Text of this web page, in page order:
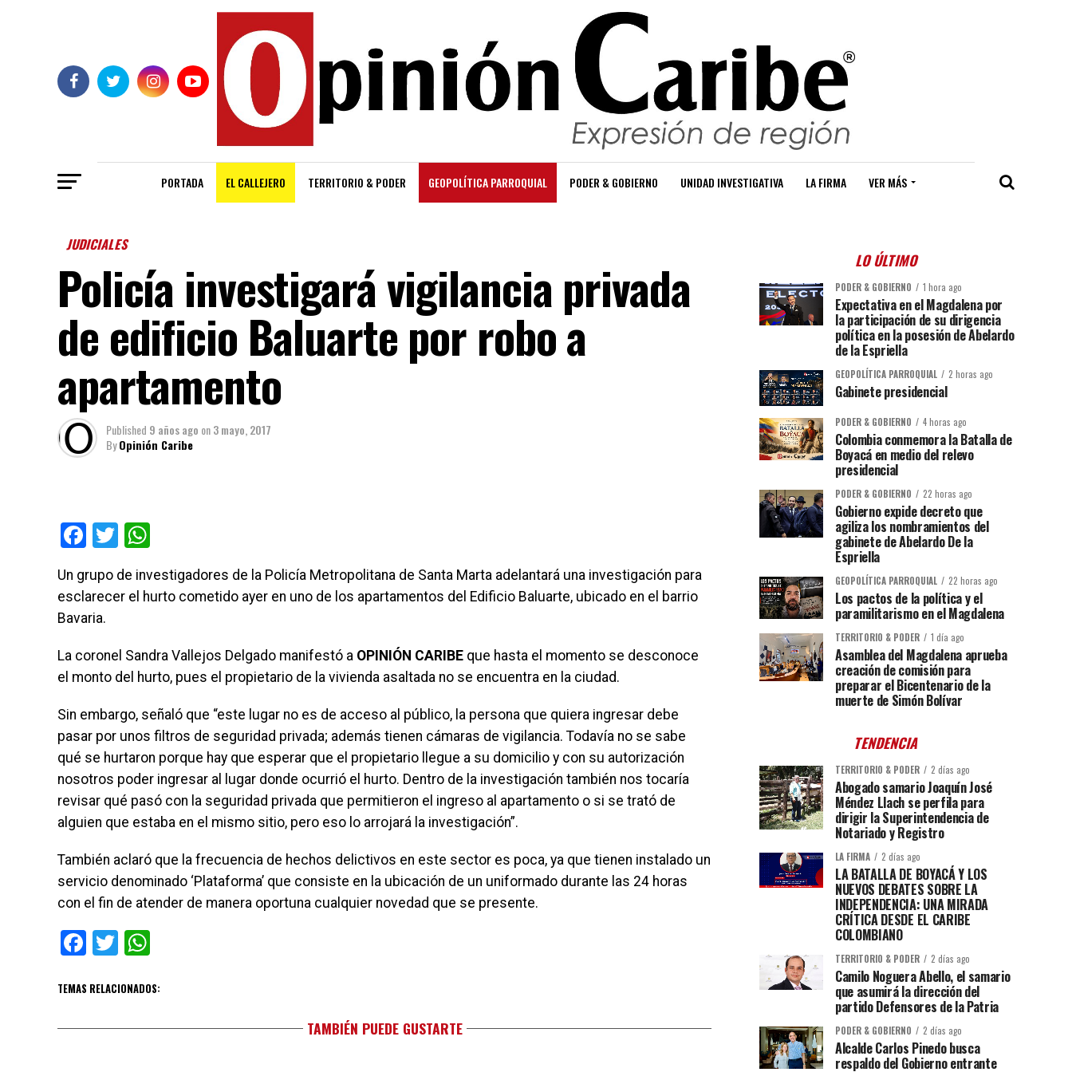
PORTADA EL CALLEJERO TERRITORIO & PODER GEOPOLÍTICA PARROQUIAL PODER & GOBIERNO UNIDAD INVESTIGATIVA LA FIRMA VER MÁS
JUDICIALES
Policía investigará vigilancia privada
de edificio Baluarte por robo a
apartamento
Published 9 años ago on3 mayo, 2017
ByOpinión Caribe
Facebook
Twitter
Un grupo de investigadores de la Policía Metropolitana de Santa Marta adelantará una investigación para
esclarecer el hurto cometido ayer en uno de los apartamentos del Edificio Baluarte, ubicado en el barrio
Bavaria.
La coronel Sandra Vallejos Delgado manifestó a OPINIÓN CARIBE que hasta el momento se desconoce
el monto del hurto, pues el propietario de la vivienda asaltada no se encuentra en la ciudad.
Sin embargo, señaló que “este lugar no es de acceso al público, la persona que quiera ingresar debe
pasar por unos filtros de seguridad privada; además tienen cámaras de vigilancia. Todavía no se sabe
qué se hurtaron porque hay que esperar que el propietario llegue a su domicilio y con su autorización
nosotros poder ingresar al lugar donde ocurrió el hurto. Dentro de la investigación también nos tocaría
revisar qué pasó con la seguridad privada que permitieron el ingreso al apartamento o si se trató de
alguien que estaba en el mismo sitio, pero eso lo arrojará la investigación”.
También aclaró que la frecuencia de hechos delictivos en este sector es poca, ya que tienen instalado un
servicio denominado ‘Plataforma’ que consiste en la ubicación de un uniformado durante las 24 horas
con el fin de atender de manera oportuna cualquier novedad que se presente.
Facebook
Twitter
TEMAS RELACIONADOS:
TAMBIÉN PUEDE GUSTARTE
LO ÚLTIMO
PODER & GOBIERNO 1 hora ago
Expectativa en el Magdalena por
la participación de su dirigencia
política en la posesión de Abelardo
de la Espriella
GEOPOLÍTICA PARROQUIAL 2 horas ago
Gabinete presidencial
PODER & GOBIERNO 4 horas ago
Colombia conmemora la Batalla de
Boyacá en medio del relevo
presidencial
PODER & GOBIERNO 22 horas ago
Gobierno expide decreto que
agiliza los nombramientos del
gabinete de Abelardo De la
Espriella
GEOPOLÍTICA PARROQUIAL 22 horas ago
Los pactos de la política y el
paramilitarismo en el Magdalena
TERRITORIO & PODER 1 día ago
Asamblea del Magdalena aprueba
creación de comisión para
preparar el Bicentenario de la
muerte de Simón Bolívar
TENDENCIA
TERRITORIO & PODER 2 días ago
Abogado samario Joaquín José
Méndez Llach se perfila para
dirigir la Superintendencia de
Notariado y Registro
LA FIRMA 2 días ago
LA BATALLA DE BOYACÁ Y LOS
NUEVOS DEBATES SOBRE LA
INDEPENDENCIA: UNA MIRADA
CRÍTICA DESDE EL CARIBE
COLOMBIANO
TERRITORIO & PODER 2 días ago
Camilo Noguera Abello, el samario
que asumirá la dirección del
partido Defensores de la Patria
PODER & GOBIERNO 2 días ago
Alcalde Carlos Pinedo busca
respaldo del Gobierno entrante